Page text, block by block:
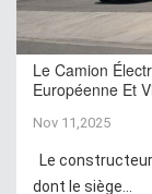
Le Camion
Européenne Et
Nov 11,2025
Le
dont le siège...